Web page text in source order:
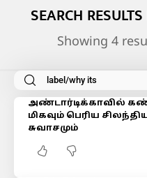
SEARCH
Showing 4
அண்டார்டிக்காவில்
மிகவும் பெரிய
சுவாசமும்